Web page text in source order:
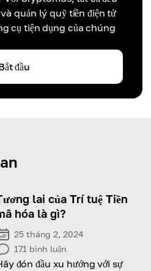
quản lý quỹ tiền điện tử
cụ tiện dụng của chúng
đầu
lai của Trí tuệ Tiền
hóa là gì?
25 tháng 2, 2024
171 bình luận
đón đầu xu hướng với sự